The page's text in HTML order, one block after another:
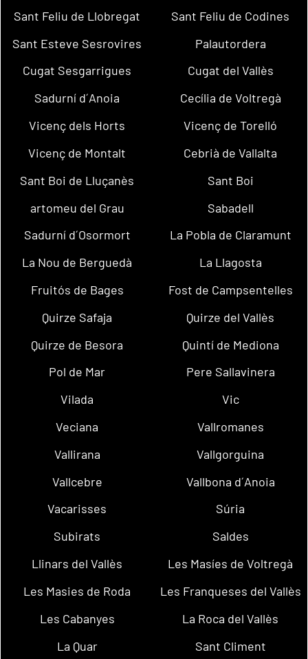
Sant Feliu de Llobregat
Sant Feliu de Codines
Sant Esteve Sesrovires
Palautordera
Cugat Sesgarrigues
Cugat del Vallès
Sadurní d´Anoia
Cecília de Voltregà
Vicenç dels Horts
Vicenç de Torelló
Vicenç de Montalt
Cebrià de Vallalta
Sant Boi de Lluçanès
Sant Boi
artomeu del Grau
Sabadell
Sadurní d´Osormort
La Pobla de Claramunt
La Nou de Berguedà
La Llagosta
Fruitós de Bages
Fost de Campsentelles
Quirze Safaja
Quirze del Vallès
Quirze de Besora
Quintí de Mediona
Pol de Mar
Pere Sallavinera
Vilada
Vic
Veciana
Vallromanes
Vallirana
Vallgorguina
Vallcebre
Vallbona d´Anoia
Vacarisses
Súria
Subirats
Saldes
Llinars del Vallès
Les Masíes de Voltregà
Les Masies de Roda
Les Franqueses del Vallès
Les Cabanyes
La Roca del Vallès
La Quar
Sant Climent